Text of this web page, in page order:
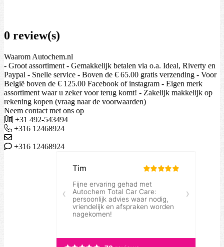
0 review(s)
Waarom Autochem.nl
- Groot assortiment - Gemakkelijk betalen via o.a. Ideal, Riverty en
Paypal - Snelle service - Boven de € 65.00 gratis verzending - Voor
België boven de € 125.00 Facebook of instagram - Eigen merk
assortiment waar u zeker voor terug komt! - Zakelijk makkelijk op
rekening kopen (vraag naar de voorwaarden)
Neem contact met ons op
+31 492-543494
+316 12468924
+316 12468924